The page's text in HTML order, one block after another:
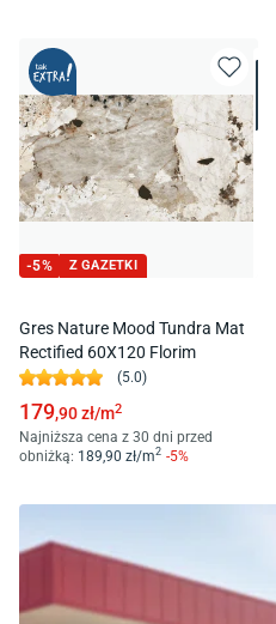
-5% Z GAZETKI
Gres Nature Mood Tundra Mat
Rectified 60X120 Florim
(5.0)
179,90zł/m2
Najniższa cena z 30 dni przed
obniżką: 189,90 zł/m2 -5%